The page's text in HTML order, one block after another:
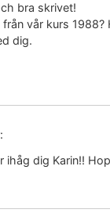
bra skrivet!
vår kurs
dig.
ihåg dig Karin!!